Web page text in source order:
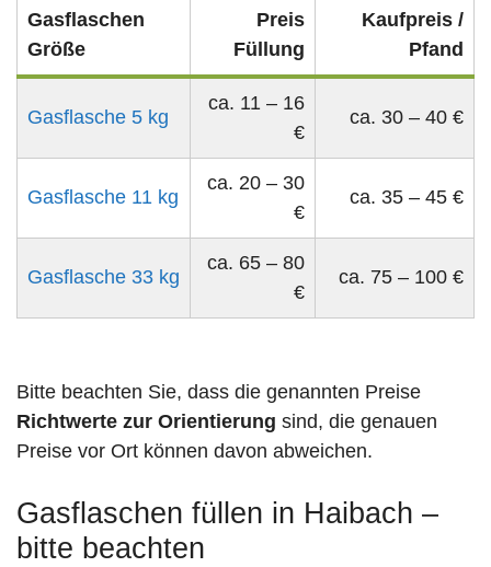
Gasflaschen
Größe
Preis
Füllung
Kaufpreis /
Pfand
Gasflasche 5 kg
ca. 11 – 16
€
ca. 30 – 40 €
Gasflasche 11 kg
ca. 20 – 30
€
ca. 35 – 45 €
Gasflasche 33 kg
ca. 65 – 80
€
ca. 75 – 100 €
Bitte beachten Sie, dass die genannten Preise
Richtwerte zur Orientierung sind, die genauen
Preise vor Ort können davon abweichen.
Gasflaschen füllen in Haibach –
bitte beachten